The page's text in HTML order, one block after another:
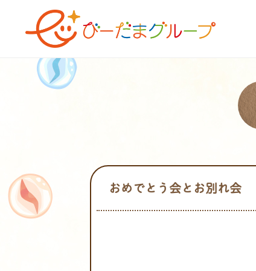
おめでとう会とお別れ会